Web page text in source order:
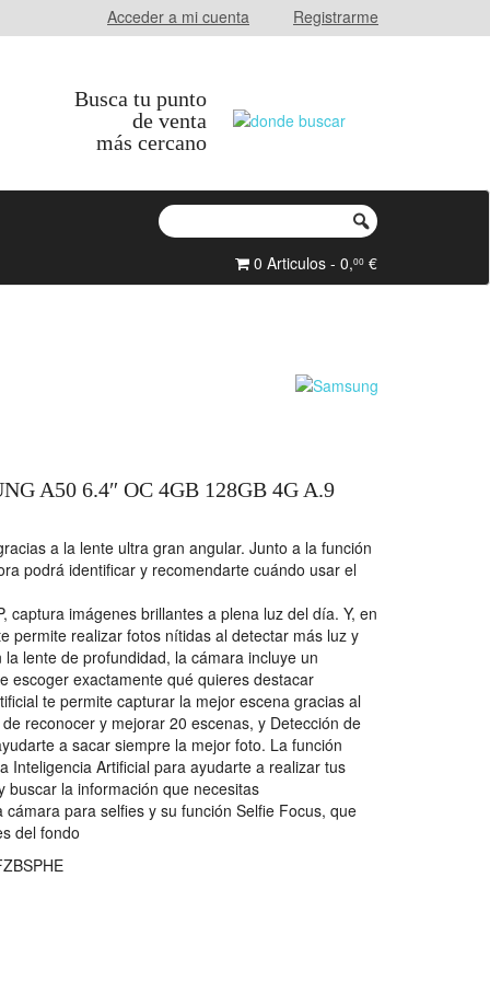
Acceder a mi cuenta Registrarme
Busca tu punto
de venta
más cercano
0 Articulos - 0,00 €
A50 6.4″ OC 4GB 128GB 4G A.9
a la lente ultra gran angular. Junto a la función
podrá identificar y recomendarte cuándo usar el
captura imágenes brillantes a plena luz del día. Y, en
permite realizar fotos nítidas al detectar más luz y
lente de profundidad, la cámara incluye un
escoger exactamente qué quieres destacar
te permite capturar la mejor escena gracias al
reconocer y mejorar 20 escenas, y Detección de
a sacar siempre la mejor foto. La función
Inteligencia Artificial para ayudarte a realizar tus
buscar la información que necesitas
para selfies y su función Selfie Focus, que
del fondo